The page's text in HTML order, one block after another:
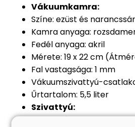
Vákuumkamra:
Színe: ezüst és
Kamra anyaga:
Fedél anyaga: akril
Mérete: 19 x 22 cm
Fal vastagsága: 1 mm
Vákuumszivattyú-
Űrtartalom: 5,5 liter
Szivattyú:
Feszültség: 220 V, 50 Hz